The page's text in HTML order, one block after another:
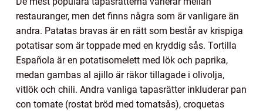
restauranger, men det finns några som är vanligare än
andra. Patatas bravas är en rätt som består av krispiga
potatisar som är toppade med en kryddig sås. Tortilla
Española är en potatisomelett med lök och paprika,
medan gambas al ajillo är räkor tillagade i olivolja,
vitlök och chili. Andra vanliga tapasrätter inkluderar pan
con tomate (rostat bröd med tomatsås), croquetas